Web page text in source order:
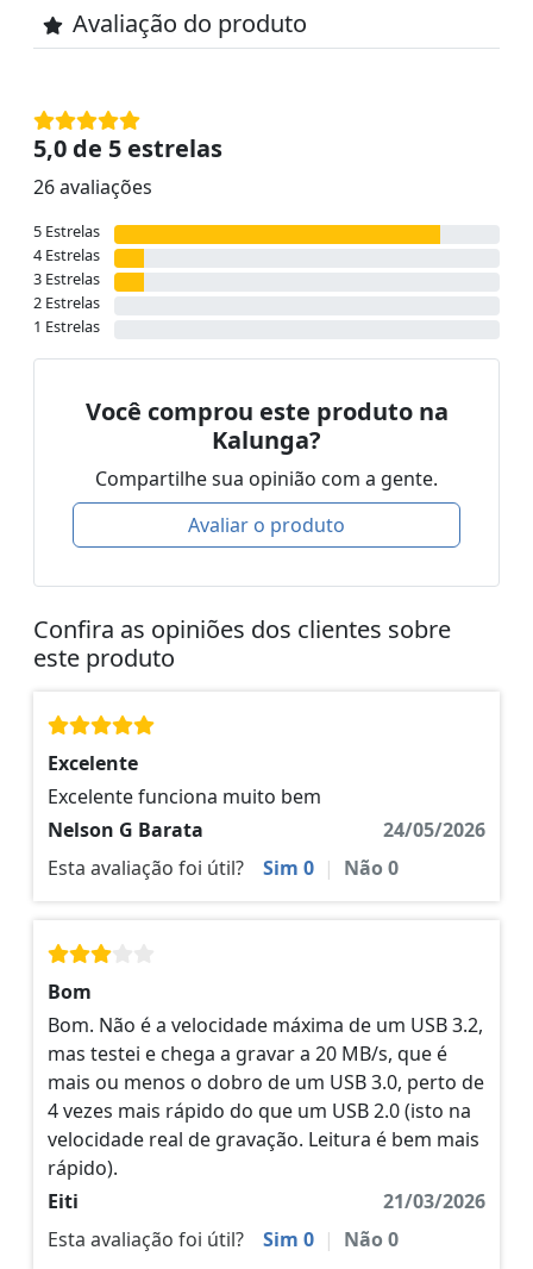
Avaliação do produto
5,0 de 5 estrelas
26 avaliações
5 Estrelas
4 Estrelas
3 Estrelas
2 Estrelas
1 Estrelas
Você comprou este produto na
Kalunga?
Compartilhe sua opinião com a gente.
Avaliar o produto
Confira as opiniões dos clientes sobre
este produto
Excelente
Excelente funciona muito bem
Nelson G Barata
24/05/2026
Esta avaliação foi útil?
Sim 0 | Não0
Bom
Bom. Não é a velocidade máxima de um USB 3.2,
mas testei e chega a gravar a 20 MB/s, que é
mais ou menos o dobro de um USB 3.0, perto de
4 vezes mais rápido do que um USB 2.0 (isto na
velocidade real de gravação. Leitura é bem mais
rápido).
Eiti
21/03/2026
Esta avaliação foi útil?
Sim 0 | Não0